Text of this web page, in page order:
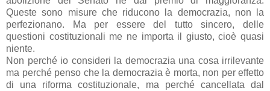
Queste sono misure che riducono la democrazia, non la
perfezionano. Ma per essere del tutto sincero, delle
questioni costituzionali me ne importa il giusto, cioè quasi
niente.
Non perché io consideri la democrazia una cosa irrilevante
ma perché penso che la democrazia è morta, non per effetto
di una riforma costituzionale, ma perché cancellata dal